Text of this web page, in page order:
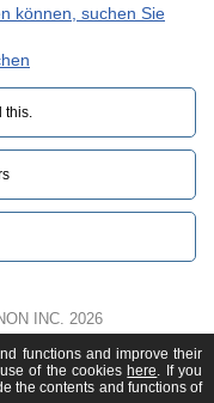
können, suchen Sie
INC. 2026
functions and improve their
of the cookies here. If you
the contents and functions of